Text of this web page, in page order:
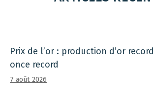
Prix ​​de l’or : production d’or
once record
7 août 2026